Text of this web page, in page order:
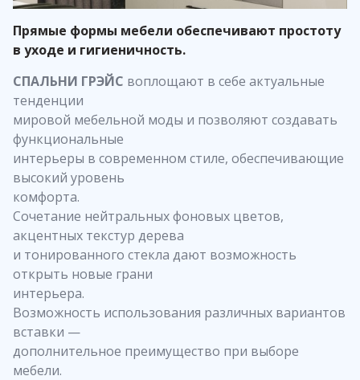
Прямые формы мебели обеспечивают простоту
в уходе и гигиеничность.
СПАЛЬНИ ГРЭЙС воплощают в себе актуальные
тенденции
мировой мебельной моды и позволяют создавать
функциональные
интерьеры в современном стиле, обеспечивающие
высокий уровень
комфорта.
Сочетание нейтральных фоновых цветов,
акцентных текстур дерева
и тонированного стекла дают возможность
открыть новые грани
интерьера.
Возможность использования различных вариантов
вставки —
дополнительное преимущество при выборе
мебели.